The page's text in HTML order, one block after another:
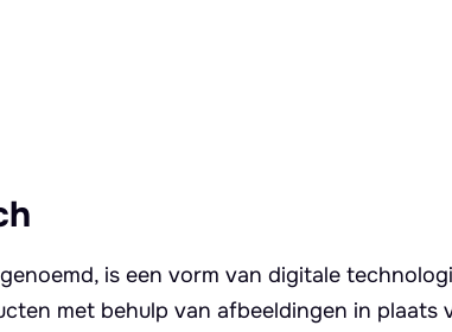
is een vorm van digitale
met behulp van afbeeldingen in plaats